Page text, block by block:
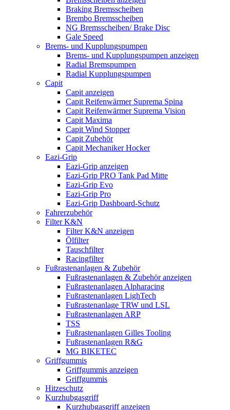
Braking Bremsscheiben
Brembo Bremsscheiben
NG Bremsscheiben/ Brake Disc
Gale Speed
Brems- und Kupplungspumpen
Brems- und Kupplungspumpen anzeigen
Radial Bremspumpen
Radial Kupplungspumpen
Capit
Capit anzeigen
Capit Reifenwärmer Suprema Spina
Capit Reifenwärmer Suprema Vision
Capit Maxima
Capit Wind Stopper
Capit Zubehör
Capit Mechaniker Hocker
Eazi-Grip
Eazi-Grip anzeigen
Eazi-Grip PRO Tank Pad Mitte
Eazi-Grip Evo
Eazi-Grip Pro
Eazi-Grip Dashboard-Schutz
Fahrerzubehör
Filter K&N
Filter K&N anzeigen
Ölfilter
Tauschfilter
Racingfilter
Fußrastenanlagen & Zubehör
Fußrastenanlagen & Zubehör anzeigen
Fußrastenanlagen Alpharacing
Fußrastenanlagen LighTech
Fußrastenanlage TRW und LSL
Fußrastenanlagen ARP
TSS
Fußrastenanlagen Gilles Tooling
Fußrastenanlagen R&G
MG BIKETEC
Griffgummis
Griffgummis anzeigen
Griffgummis
Hitzeschutz
Kurzhubgasgriff
Kurzhubgasgriff anzeigen